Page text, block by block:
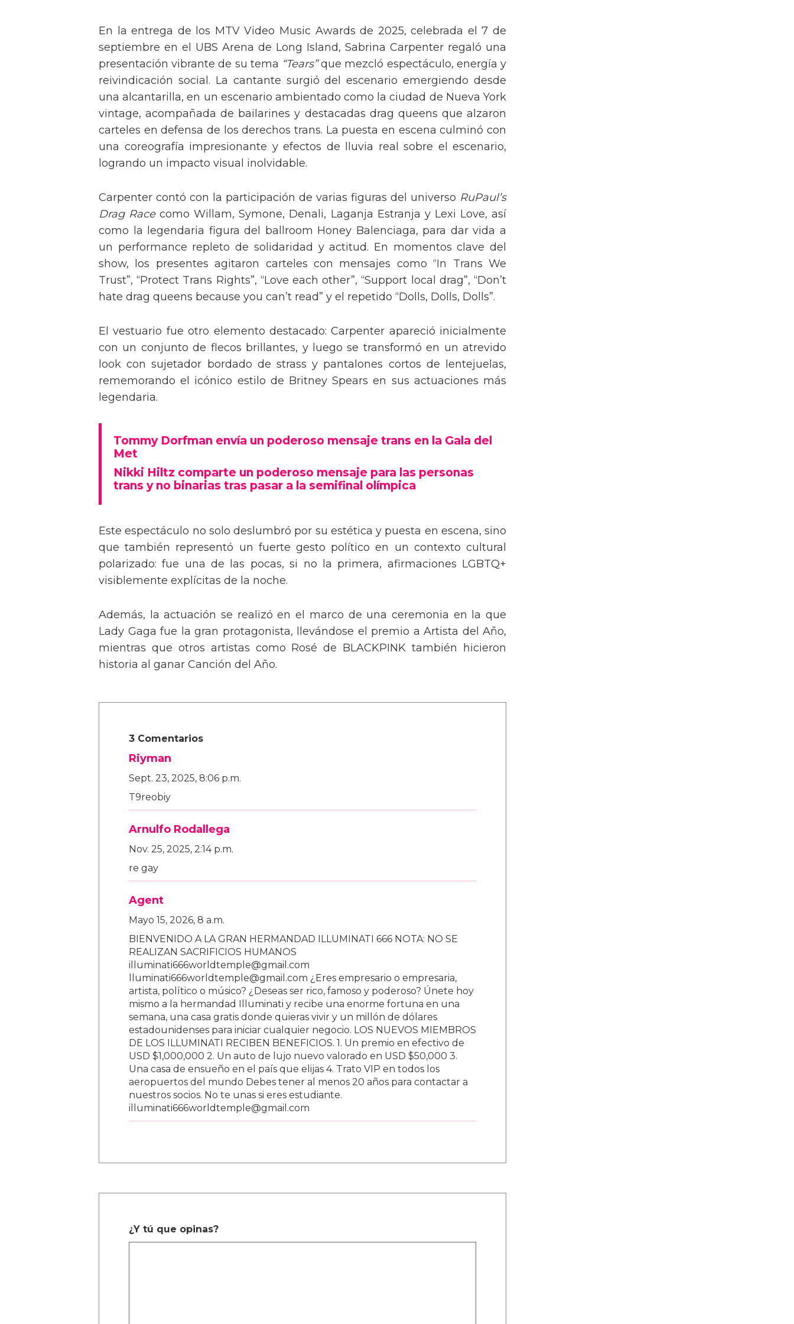
En la entrega de los MTV Video Music Awards de 2025, celebrada el 7 de
septiembre en el UBS Arena de Long Island, Sabrina Carpenter regaló una
presentación vibrante de su tema “Tears”que mezcló espectáculo, energía y
reivindicación social. La cantante surgió del escenario emergiendo desde
una alcantarilla, en un escenario ambientado como la ciudad de Nueva York
vintage, acompañada de bailarines y destacadas drag queens que alzaron
carteles en defensa de los derechos trans. La puesta en escena culminó con
una coreografía impresionante y efectos de lluvia real sobre el escenario,
logrando un impacto visual inolvidable.
Carpenter contó con la participación de varias figuras del universo RuPaul’s
Drag Racecomo Willam, Symone, Denali, Laganja Estranja y Lexi Love, así
como la legendaria figura del ballroom Honey Balenciaga, para dar vida a
un performance repleto de solidaridad y actitud. En momentos clave del
show, los presentes agitaron carteles con mensajes como “In Trans We
Trust”, “Protect Trans Rights”, “Love each other”, “Support local drag”, “Don’t
hate drag queens because you can’t read” y el repetido “Dolls, Dolls, Dolls”.
El vestuario fue otro elemento destacado: Carpenter apareció inicialmente
con un conjunto de flecos brillantes, y luego se transformó en un atrevido
look con sujetador bordado de strass y pantalones cortos de lentejuelas,
rememorando el icónico estilo de Britney Spears en sus actuaciones más
legendaria.
Tommy Dorfman envía un poderoso mensaje trans en la Gala del
Met
Nikki Hiltz comparte un poderoso mensaje para las personas
trans y no binarias tras pasar a la semifinal olímpica
Este espectáculo no solo deslumbró por su estética y puesta en escena, sino
que también representó un fuerte gesto político en un contexto cultural
polarizado: fue una de las pocas, si no la primera, afirmaciones LGBTQ+
visiblemente explícitas de la noche.
Además, la actuación se realizó en el marco de una ceremonia en la que
Lady Gaga fue la gran protagonista, llevándose el premio a Artista del Año,
mientras que otros artistas como Rosé de BLACKPINK también hicieron
historia al ganar Canción del Año.
3 Comentarios
Riyman
Sept. 23, 2025, 8:06 p.m.
T9reobiy
Arnulfo Rodallega
Nov. 25, 2025, 2:14 p.m.
re gay
Agent
Mayo 15, 2026, 8 a.m.
BIENVENIDO A LA GRAN HERMANDAD ILLUMINATI 666 NOTA: NO SE
REALIZAN SACRIFICIOS HUMANOS
illuminati666worldtemple@gmail.com
lluminati666worldtemple@gmail.com ¿Eres empresario o empresaria,
artista, político o músico? ¿Deseas ser rico, famoso y poderoso? Únete hoy
mismo a la hermandad Illuminati y recibe una enorme fortuna en una
semana, una casa gratis donde quieras vivir y un millón de dólares
estadounidenses para iniciar cualquier negocio. LOS NUEVOS MIEMBROS
DE LOS ILLUMINATI RECIBEN BENEFICIOS. 1. Un premio en efectivo de
USD $1,000,000 2. Un auto de lujo nuevo valorado en USD $50,000 3.
Una casa de ensueño en el país que elijas 4. Trato VIP en todos los
aeropuertos del mundo Debes tener al menos 20 años para contactar a
nuestros socios. No te unas si eres estudiante.
illuminati666worldtemple@gmail.com
¿Y tú que opinas?